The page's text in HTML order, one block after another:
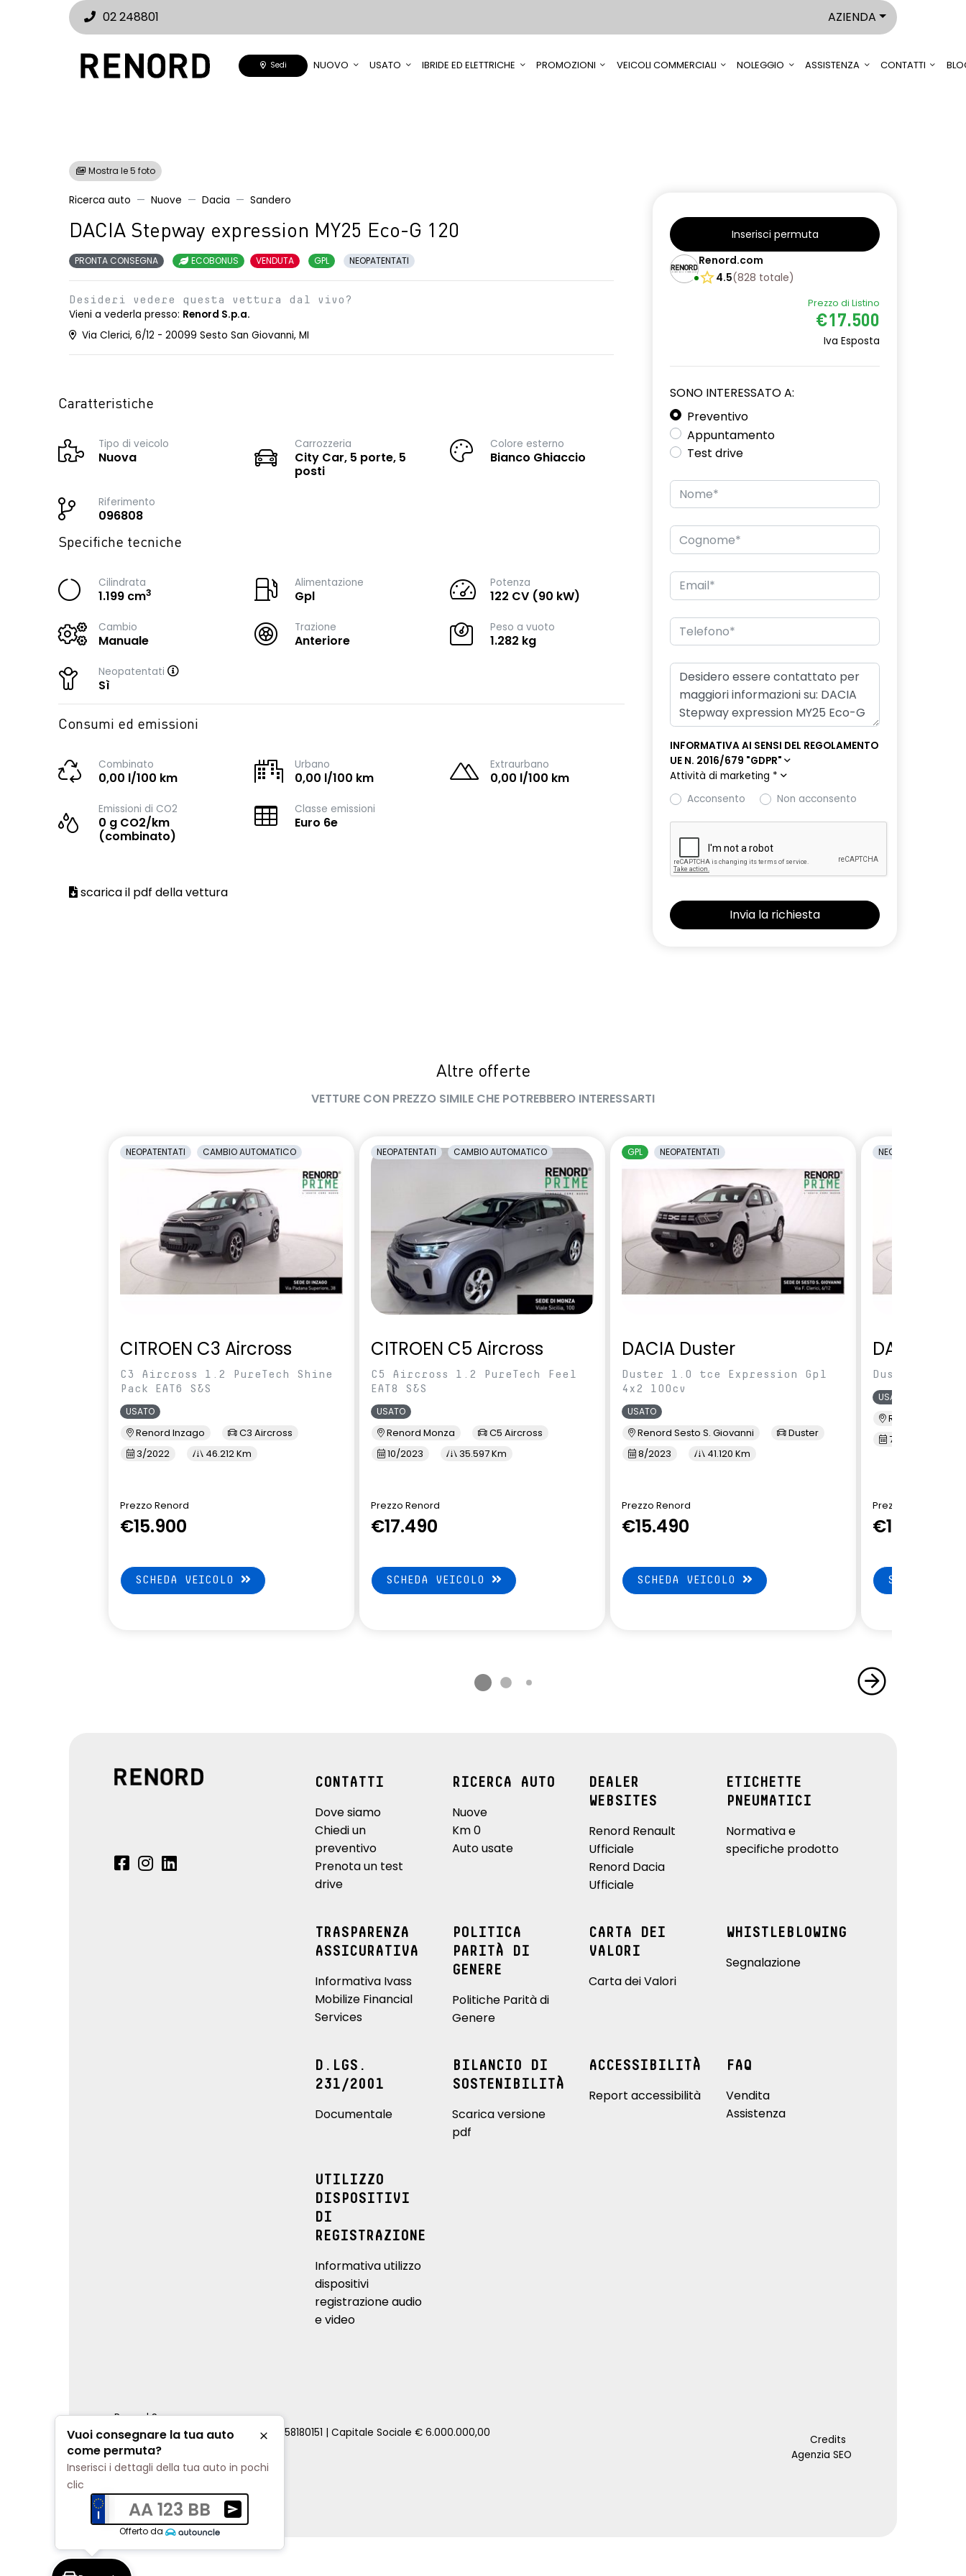
02 248801 AZIENDA
Sedi NUOVO USATO IBRIDE ED ELETTRICHE PROMOZIONI VEICOLI COMMERCIALI NOLEGGIO ASSISTENZA CONTATTI
Mostra le 5 foto
Ricerca auto Nuove Dacia Sandero
DACIA Stepway expression MY25 Eco-G 120
PRONTA CONSEGNA ECOBONUS VENDUTA GPL NEOPATENTATI
Desideri vedere questa vettura dal vivo?
Vieni a vederla presso: Renord S.p.a.
Via Clerici, 6/12 - 20099 Sesto San Giovanni, MI
Caratteristiche
Tipo di veicolo
Nuova
Carrozzeria
City Car, 5 porte, 5
posti
Colore esterno
Bianco Ghiaccio
Riferimento
096808
Specifiche tecniche
Cilindrata
1.199 cm3
Alimentazione
Gpl
Potenza
122 CV (90 kW)
Cambio
Manuale
Trazione
Anteriore
Peso a vuoto
1.282 kg
Neopatentati
Sì
Consumi ed emissioni
Combinato
0,00 l/100 km
Urbano
0,00 l/100 km
Extraurbano
0,00 l/100 km
Emissioni di CO2
0 g CO2/km
(combinato)
Classe emissioni
Euro 6e
scarica il pdf della vettura
Inserisci permuta
Renord.com
4.5(828 totale)
Prezzo di Listino
€17.500
Iva Esposta
SONO INTERESSATO A:
Preventivo
Appuntamento
Test drive
INFORMATIVA AI SENSI DEL REGOLAMENTO
UE N. 2016/679 "GDPR"
Attività di marketing *
Acconsento
Non acconsento
Altre offerte
VETTURE CON PREZZO SIMILE CHE POTREBBERO INTERESSARTI
NEOPATENTATI CAMBIO AUTOMATICO
CITROEN C3 Aircross
C3 Aircross 1.2 PureTech Shine
Pack EAT6 S&S
USATO
Renord Inzago
C3 Aircross
3/2022
46.212 Km
Prezzo Renord
€15.900
SCHEDA VEICOLO
NEOPATENTATI CAMBIO AUTOMATICO
CITROEN C5 Aircross
C5 Aircross 1.2 PureTech Feel
EAT8 S&S
USATO
Renord Monza
C5 Aircross
10/2023
35.597 Km
Prezzo Renord
€17.490
SCHEDA VEICOLO
GPL NEOPATENTATI
DACIA Duster
Duster 1.0 tce Expression Gpl
4x2 100cv
USATO
Renord Sesto S. Giovanni
Duster
8/2023
41.120 Km
Prezzo Renord
€15.490
SCHEDA VEICOLO
NEOPATENTATI
DACIA
Duster 1.0
USATO
Renord MI
7/2023
Prezzo Renord
€14.900
SCHEDA
CONTATTI
Dove siamo
Chiedi un
preventivo
Prenota un test
drive
RICERCA AUTO
Nuove
Km 0
Auto usate
DEALER
WEBSITES
Renord Renault
Ufficiale
Renord Dacia
Ufficiale
ETICHETTE
PNEUMATICI
Normativa e
specifiche prodotto
TRASPARENZA
ASSICURATIVA
Informativa Ivass
Mobilize Financial
Services
POLITICA
PARITÀ DI
GENERE
Politiche Parità di
Genere
CARTA DEI
VALORI
Carta dei Valori
WHISTLEBLOWING
Segnalazione
D.LGS.
231/2001
Documentale
BILANCIO DI
SOSTENIBILITÀ
Scarica versione
pdf
ACCESSIBILITÀ
Report accessibilità
FAQ
Vendita
Assistenza
UTILIZZO
DISPOSITIVI
DI
REGISTRAZIONE
Informativa utilizzo
dispositivi
registrazione audio
e video
Renord S.p.a.
REA Milano 810796 | P.IVA e C.F. 00858180151 | Capitale Sociale € 6.000.000,00
Cookie Policy
Privacy Policy
Impostazioni di tracciamento
Credits
Agenzia SEO
Vuoi consegnare la tua auto
come permuta?
Chiudi
Inserisci i dettagli della tua auto in pochi
clic
AA 123 BB
Ricevi una valutazione della tua auto senza impegno
Offerto da